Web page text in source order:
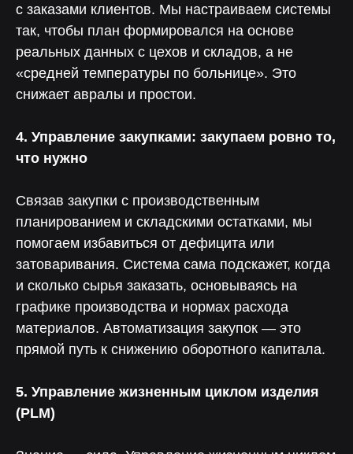
с заказами клиентов. Мы настраиваем системы
так, чтобы план формировался на основе
реальных данных с цехов и складов, а не
«средней температуры по больнице». Это
снижает авралы и простои.
4. Управление закупками: закупаем ровно то,
что нужно
Связав закупки с производственным
планированием и складскими остатками, мы
помогаем избавиться от дефицита или
затоваривания. Система сама подскажет, когда
и сколько сырья заказать, основываясь на
графике производства и нормах расхода
материалов. Автоматизация закупок — это
прямой путь к снижению оборотного капитала.
5. Управление жизненным циклом изделия
(PLM)
Снижение затрат
на прохождение аудитов
человеческого фактора
на оперативный учет
30%
потерь
50%
учет
Поддержка от экспертов
Консультация
Чтобы рассчитать окупаемость